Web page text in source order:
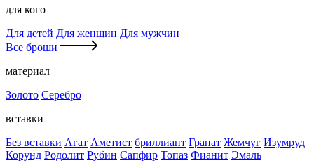
для кого
Для детей Для женщин Для мужчин
Все броши
материал
Золото Серебро
вставки
Без вставки Агат Аметист бриллиант Гранат Жемчуг Изумруд
Корунд Родолит Рубин Сапфир Топаз Фианит Эмаль